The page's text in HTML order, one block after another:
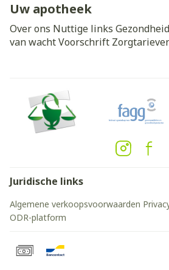
Uw apotheek
Over ons Nuttige links
van wachtVoorschrift
Juridische links
Algemene verkoopsvoorwaarden
ODR-platform